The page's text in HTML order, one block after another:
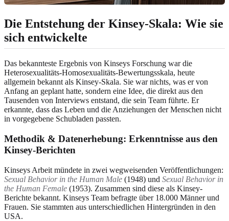
Die Entstehung der Kinsey-Skala: Wie sie
sich entwickelte
Das bekannteste Ergebnis von Kinseys Forschung war die
Heterosexualitäts-Homosexualitäts-Bewertungsskala, heute
allgemein bekannt als Kinsey-Skala. Sie war nichts, was er von
Anfang an geplant hatte, sondern eine Idee, die direkt aus den
Tausenden von Interviews entstand, die sein Team führte. Er
erkannte, dass das Leben und die Anziehungen der Menschen nicht
in vorgegebene Schubladen passten.
Methodik & Datenerhebung: Erkenntnisse aus den
Kinsey-Berichten
Kinseys Arbeit mündete in zwei wegweisenden Veröffentlichungen:
Sexual Behavior in the Human Male (1948) und Sexual Behavior in
the Human Female (1953). Zusammen sind diese als Kinsey-
Berichte bekannt. Kinseys Team befragte über 18.000 Männer und
Frauen. Sie stammten aus unterschiedlichen Hintergründen in den
USA.